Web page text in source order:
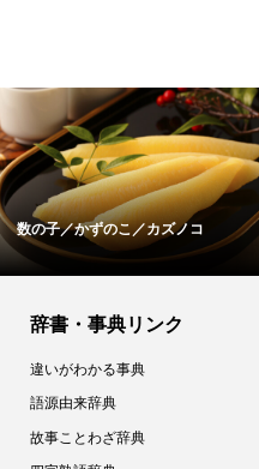
あん肝のカロリー・栄養成分表
辞書・事典リンク
違いがわかる事典
語源由来辞典
故事ことわざ辞典